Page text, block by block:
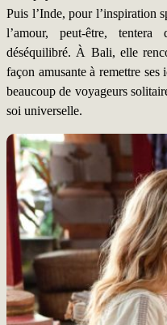
Puis l’Inde, pour l’inspiration
l’amour, peut-être,
déséquilibré. À Bali, elle
façon amusante à remettre ses
beaucoup de voyageurs
soi universelle.